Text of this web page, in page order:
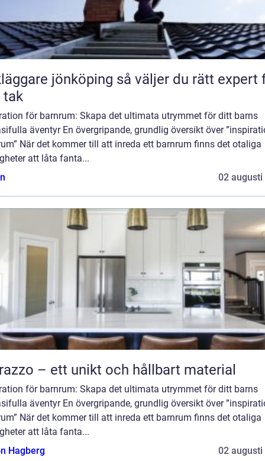
jönköping så väljer du rätt expert för
för barnrum: Skapa det ultimata utrymmet för ditt barns
äventyr En övergripande, grundlig översikt över
När det kommer till att inreda ett barnrum finns det otaliga
att låta fanta...
02 augusti
– ett unikt och hållbart material
för barnrum: Skapa det ultimata utrymmet för ditt barns
äventyr En övergripande, grundlig översikt över
När det kommer till att inreda ett barnrum finns det otaliga
att låta fanta...
Hagberg
02 augusti